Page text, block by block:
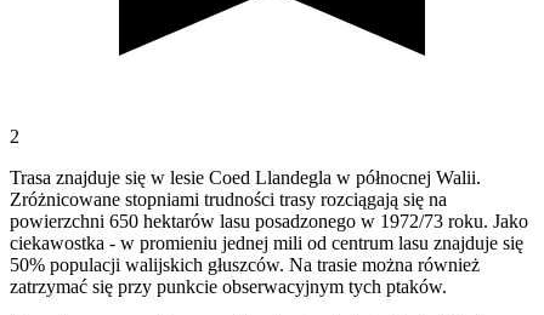
2
Trasa znajduje się w lesie Coed Llandegla w północnej Walii.
Zróżnicowane stopniami trudności trasy rozciągają się na
powierzchni 650 hektarów lasu posadzonego w 1972/73 roku. Jako
ciekawostka - w promieniu jednej mili od centrum lasu znajduje się
50% populacji walijskich głuszców. Na trasie można również
zatrzymać się przy punkcie obserwacyjnym tych ptaków.